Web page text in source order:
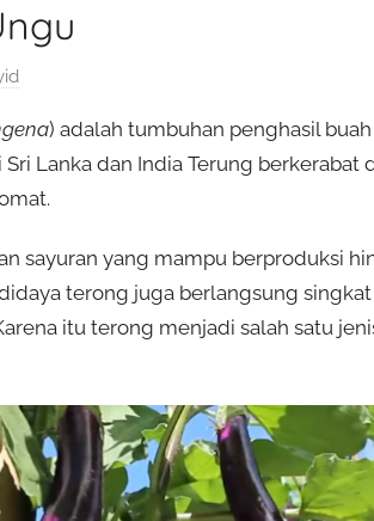
) adalah tumbuhan penghasil
Lanka dan India Terung
sayuran yang mampu berproduksi
terong juga berlangsung
itu terong menjadi salah satu